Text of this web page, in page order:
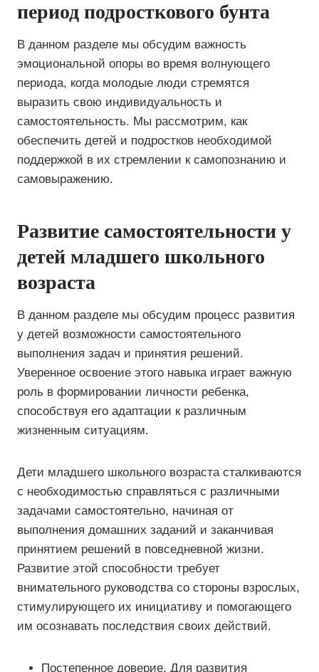
период подросткового бунта
В данном разделе мы обсудим важность
эмоциональной опоры во время волнующего
периода, когда молодые люди стремятся
выразить свою индивидуальность и
самостоятельность. Мы рассмотрим, как
обеспечить детей и подростков необходимой
поддержкой в их стремлении к самопознанию и
самовыражению.
Развитие самостоятельности у
детей младшего школьного
возраста
В данном разделе мы обсудим процесс развития
у детей возможности самостоятельного
выполнения задач и принятия решений.
Уверенное освоение этого навыка играет важную
роль в формировании личности ребенка,
способствуя его адаптации к различным
жизненным ситуациям.
Дети младшего школьного возраста сталкиваются
с необходимостью справляться с различными
задачами самостоятельно, начиная от
выполнения домашних заданий и заканчивая
принятием решений в повседневной жизни.
Развитие этой способности требует
внимательного руководства со стороны взрослых,
стимулирующего их инициативу и помогающего
им осознавать последствия своих действий.
Постепенное доверие. Для развития